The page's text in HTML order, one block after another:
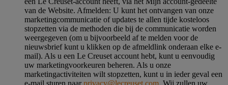
van de Website. Afmelden: U kunt het ontvangen van onze
marketingcommunicatie of updates te allen tijde kosteloos
stopzetten via de methoden die bij de communicatie worden
weergegeven (om u bijvoorbeeld af te melden voor de
nieuwsbrief kunt u klikken op de afmeldlink onderaan elke e-
mail). Als u een Le Creuset account hebt, kunt u eenvoudig
uw marketingvoorkeuren beheren. Als u onze
marketingactiviteiten wilt stopzetten, kunt u in ieder geval een
e-mail sturen naarprivacy@lecreuset.com. Wij zullen uw